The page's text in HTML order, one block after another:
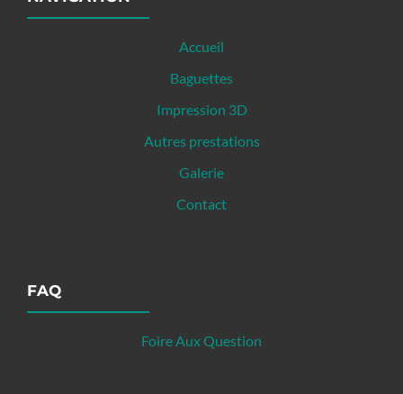
Accueil
Baguettes
Impression 3D
Autres prestations
Galerie
Contact
FAQ
Foire Aux Question